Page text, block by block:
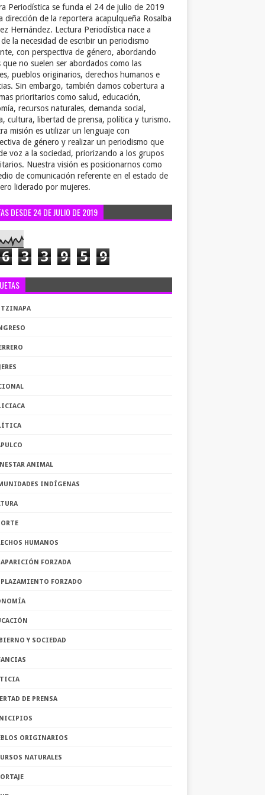
Periodística se funda el 24 de julio de 2019
dirección de la reportera acapulqueña Rosalba
Hernández. Lectura Periodística nace a
la necesidad de escribir un periodismo
con perspectiva de género, abordando
que no suelen ser abordados como las
pueblos originarios, derechos humanos e
Sin embargo, también damos cobertura a
prioritarios como salud, educación,
recursos naturales, demanda social,
cultura, libertad de prensa, política y turismo.
misión es utilizar un lenguaje con
de género y realizar un periodismo que
voz a la sociedad, priorizando a los grupos
Nuestra visión es posicionarnos como
de comunicación referente en el estado de
liderado por mujeres.
DESDE 24 DE JULIO DE 2019
6 3 3 9 5 9
ANIMAL
INDÍGENAS
HUMANOS
FORZADA
FORZADO
Y SOCIEDAD
DE PRENSA
ORIGINARIOS
NATURALES